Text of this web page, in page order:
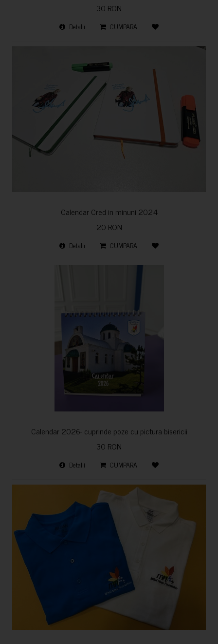
30 RON
Detalii CUMPARA
Calendar Cred in minuni 2024
20 RON
Detalii CUMPARA
Calendar 2026- cuprinde poze cu pictura bisericii
30 RON
Detalii CUMPARA